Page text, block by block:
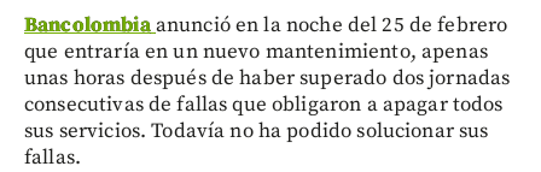
Bancolombiaanunció en la noche del 25 de febrero
que entraría en un nuevo mantenimiento, apenas
unas horas después de haber superado dos jornadas
consecutivas de fallas que obligaron a apagar todos
sus servicios. Todavía no ha podido solucionar sus
fallas.